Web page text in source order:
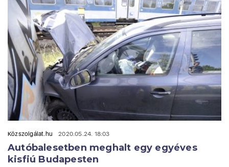
Közszolgálat.hu 2020.05.24. 18:03
Autóbalesetben meghalt egy egyéves
kisfiú Budapesten